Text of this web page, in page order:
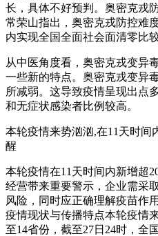
长，具体不好预判。奥密克戎
常荣山指出，奥密克戎防控难
内实现全国全面社会面清零比较
从中医角度看，奥密克戎变异
一些新的特点。奥密克戎变异
所减弱。这导致疫情呈现出点
和无症状感染者比例较高。
本轮疫情来势汹汹,在11天时间
醒
本轮疫情在11天时间内新增超
经营带来重要警示，企业需采
风险，同时应正确理解疫苗作
疫情现状与传播特点本轮疫情
至14省份，截至27日24时，全